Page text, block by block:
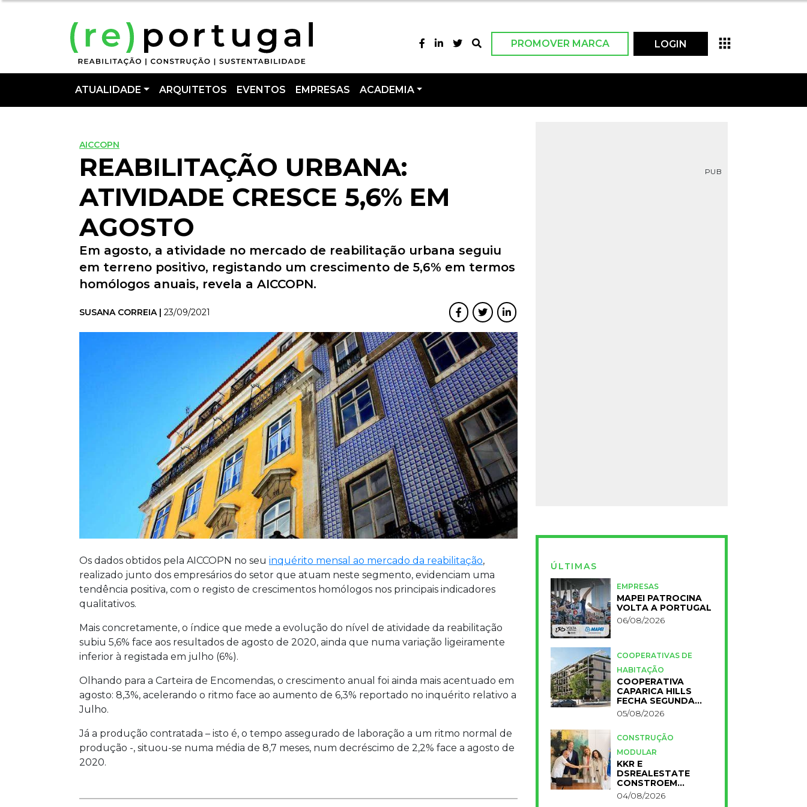
PROMOVER MARCA LOGIN
ATUALIDADE ARQUITETOS EVENTOS EMPRESAS ACADEMIA
AICCOPN
REABILITAÇÃO URBANA:
ATIVIDADE CRESCE 5,6% EM
AGOSTO
Em agosto, a atividade no mercado de reabilitação urbana seguiu
em terreno positivo, registando um crescimento de 5,6% em termos
homólogos anuais, revela a AICCOPN.
SUSANA CORREIA | 23/09/2021
Os dados obtidos pela AICCOPN no seu inquérito mensal ao mercado da reabilitação,
realizado junto dos empresários do setor que atuam neste segmento, evidenciam uma
tendência positiva, com o registo de crescimentos homólogos nos principais indicadores
qualitativos.
Mais concretamente, o índice que mede a evolução do nível de atividade da reabilitação
subiu 5,6% face aos resultados de agosto de 2020, ainda que numa variação ligeiramente
inferior à registada em julho (6%).
Olhando para a Carteira de Encomendas, o crescimento anual foi ainda mais acentuado em
agosto: 8,3%, acelerando o ritmo face ao aumento de 6,3% reportado no inquérito relativo a
Julho.
Já a produção contratada – isto é, o tempo assegurado de laboração a um ritmo normal de
produção -, situou-se numa média de 8,7 meses, num decréscimo de 2,2% face a agosto de
2020.
PUB
ÚLTIMAS
EMPRESAS
MAPEI PATROCINA
VOLTA A PORTUGAL
06/08/2026
COOPERATIVAS DE
HABITAÇÃO
COOPERATIVA
CAPARICA HILLS
FECHA SEGUNDA
FASE DO PROJETO
05/08/2026
CONSTRUÇÃO
MODULAR
KKR E
DSREALESTATE
CONSTROEM
RESIDÊNCIA
UNIVERSITÁRIA
04/08/2026